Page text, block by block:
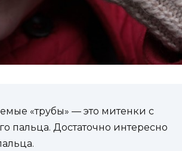
«трубы» — это митенки с
пальца. Достаточно интересно